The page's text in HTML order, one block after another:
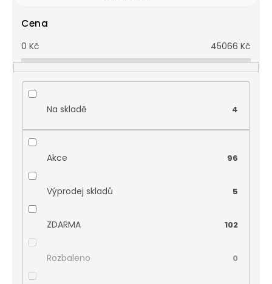
Cena
0 Kč 45066 Kč
Na skladě 4
Akce 96
Výprodej skladů 5
ZDARMA 102
Rozbaleno 0